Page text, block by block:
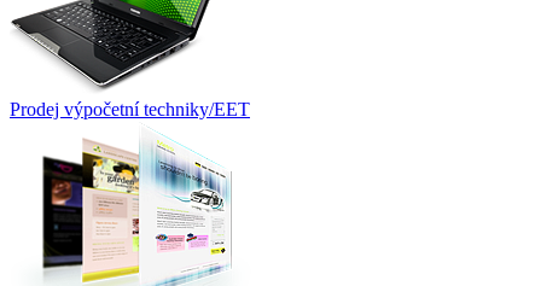
Prodej výpočetní techniky/EET